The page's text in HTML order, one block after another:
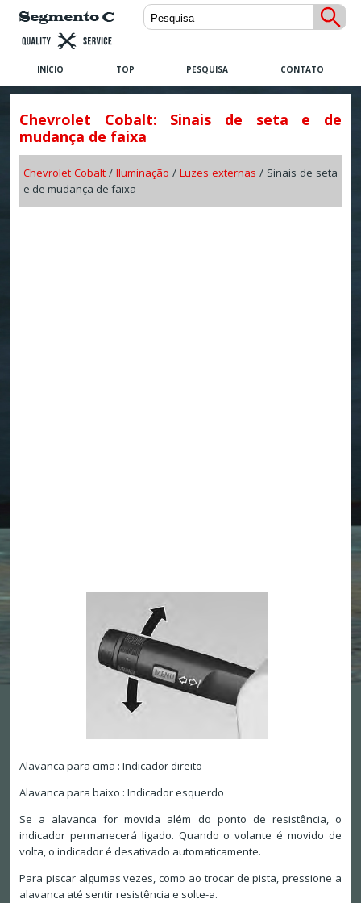
INÍCIO TOP PESQUISA CONTATO
Chevrolet Cobalt: Sinais de seta e de
mudança de faixa
Chevrolet Cobalt/ Iluminação /Luzes externas / Sinais de seta
e de mudança de faixa
Alavanca para cima : Indicador direito
Alavanca para baixo : Indicador esquerdo
Se a alavanca for movida além do ponto de resistência, o
indicador permanecerá ligado. Quando o volante é movido de
volta, o indicador é desativado automaticamente.
Para piscar algumas vezes, como ao trocar de pista, pressione a
alavanca até sentir resistência e solte-a.